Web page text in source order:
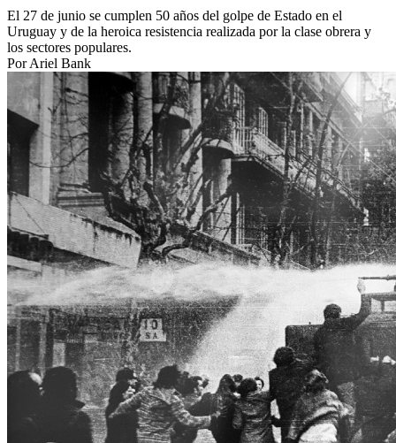
El 27 de junio se cumplen 50 años del golpe de Estado en el
Uruguay y de la heroica resistencia realizada por la clase obrera y
los sectores populares.
Por Ariel Bank